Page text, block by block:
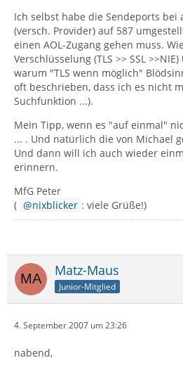
Ich selbst habe die Sendeports
(versch. Provider) auf 587
einen AOL-Zugang gehen muss.
Verschlüsselung (TLS >> SSL
warum "TLS wenn möglich"
oft beschrieben, dass ich es nicht
Suchfunktion ...).
Mein Tipp, wenn es "auf einmal"
... . Und natürlich die von Michael
Und dann will ich auch wieder
erinnern.
MfG Peter
(
nixblicker : viele Grüße!)
Matz-Maus
Junior-Mitglied
4. September 2007 um 23:26
nabend,